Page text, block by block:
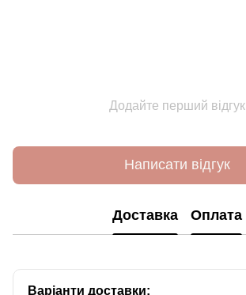
Додайте перший відгук
Написати відгук
Доставка Оплата
Варіанти доставки: